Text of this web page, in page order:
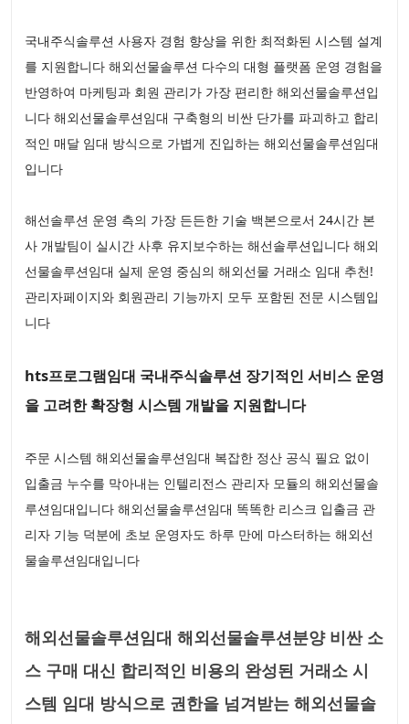
국내주식솔루션 사용자 경험 향상을 위한 최적화된 시스템 설계
를 지원합니다 해외선물솔루션 다수의 대형 플랫폼 운영 경험을
반영하여 마케팅과 회원 관리가 가장 편리한 해외선물솔루션입
니다 해외선물솔루션임대 구축형의 비싼 단가를 파괴하고 합리
적인 매달 임대 방식으로 가볍게 진입하는 해외선물솔루션임대
입니다
해선솔루션 운영 측의 가장 든든한 기술 백본으로서 24시간 본
사 개발팀이 실시간 사후 유지보수하는 해선솔루션입니다 해외
선물솔루션임대 실제 운영 중심의 해외선물 거래소 임대 추천!
관리자페이지와 회원관리 기능까지 모두 포함된 전문 시스템입
니다
hts프로그램임대 국내주식솔루션 장기적인 서비스 운영
을 고려한 확장형 시스템 개발을 지원합니다
주문 시스템 해외선물솔루션임대 복잡한 정산 공식 필요 없이
입출금 누수를 막아내는 인텔리전스 관리자 모듈의 해외선물솔
루션임대입니다 해외선물솔루션임대 똑똑한 리스크 입출금 관
리자 기능 덕분에 초보 운영자도 하루 만에 마스터하는 해외선
물솔루션임대입니다
해외선물솔루션임대 해외선물솔루션분양 비싼 소
스 구매 대신 합리적인 비용의 완성된 거래소 시
스템 임대 방식으로 권한을 넘겨받는 해외선물솔